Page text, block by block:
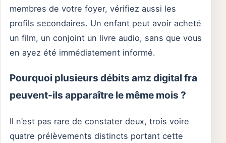
membres de votre foyer, vérifiez aussi les
profils secondaires. Un enfant peut avoir acheté
un film, un conjoint un livre audio, sans que vous
en ayez été immédiatement informé.
Pourquoi plusieurs débits amz digital fra
peuvent-ils apparaître le même mois ?
Il n’est pas rare de constater deux, trois voire
quatre prélèvements distincts portant cette